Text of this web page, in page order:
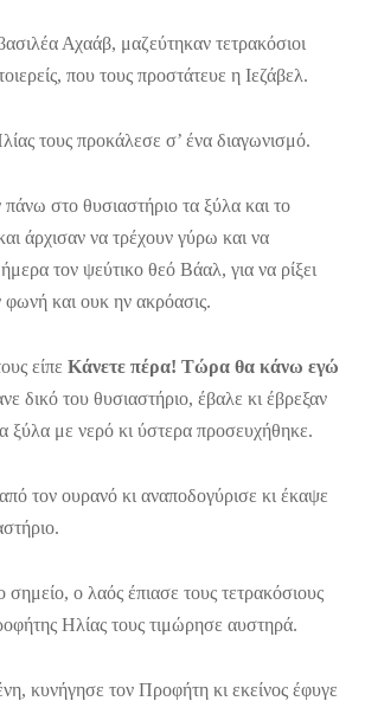
Αχαάβ, μαζεύτηκαν τετρακόσιοι
που τους προστάτευε η Ιεζάβελ.
τους προκάλεσε σ’ ένα διαγωνισμό.
πάνω στο θυσιαστήριο τα ξύλα και το
άρχισαν να τρέχουν γύρω και να
τον ψεύτικο θεό Βάαλ, για να ρίξει
φωνή και ουκ ην ακρόασις.
είπε Κάνετε πέρα! Τώρα θα κάνω εγώ
δικό του θυσιαστήριο, έβαλε κι έβρεξαν
ξύλα με νερό κι ύστερα προσευχήθηκε.
τον ουρανό κι αναποδογύρισε κι έκαψε
σημείο, ο λαός έπιασε τους τετρακόσιους
Ηλίας τους τιμώρησε αυστηρά.
κυνήγησε τον Προφήτη κι εκείνος έφυγε